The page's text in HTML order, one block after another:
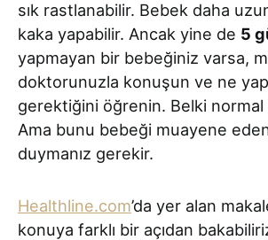
sık rastlanabilir. Bebek daha
kaka yapabilir. Ancak yine de 5
yapmayan bir bebeğiniz varsa,
doktorunuzla konuşun ve ne
gerektiğini öğrenin. Belki
Ama bunu bebeği muayene
duymanız gerekir.
Healthline.com’da yer alan
konuya farklı bir açıdan